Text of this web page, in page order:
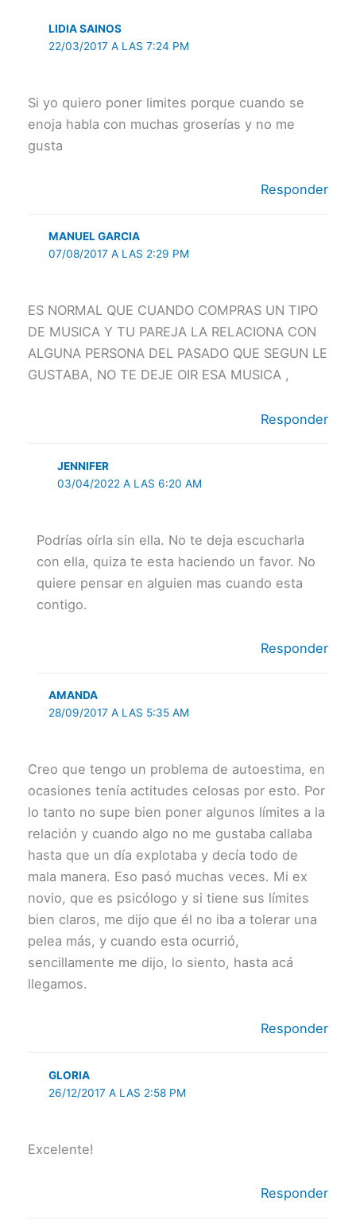
LIDIA SAINOS
22/03/2017 A LAS 7:24 PM
Si yo quiero poner limites porque cuando se
enoja habla con muchas groserías y no me
gusta
Responder
MANUEL GARCIA
07/08/2017 A LAS 2:29 PM
ES NORMAL QUE CUANDO COMPRAS UN TIPO
DE MUSICA Y TU PAREJA LA RELACIONA CON
ALGUNA PERSONA DEL PASADO QUE SEGUN LE
GUSTABA, NO TE DEJE OIR ESA MUSICA ,
Responder
JENNIFER
03/04/2022 A LAS 6:20 AM
Podrías oírla sin ella. No te deja escucharla
con ella, quiza te esta haciendo un favor. No
quiere pensar en alguien mas cuando esta
contigo.
Responder
AMANDA
28/09/2017 A LAS 5:35 AM
Creo que tengo un problema de autoestima, en
ocasiones tenía actitudes celosas por esto. Por
lo tanto no supe bien poner algunos límites a la
relación y cuando algo no me gustaba callaba
hasta que un día explotaba y decía todo de
mala manera. Eso pasó muchas veces. Mi ex
novio, que es psicólogo y si tiene sus límites
bien claros, me dijo que él no iba a tolerar una
pelea más, y cuando esta ocurrió,
sencillamente me dijo, lo siento, hasta acá
llegamos.
Responder
GLORIA
26/12/2017 A LAS 2:58 PM
Excelente!
Responder